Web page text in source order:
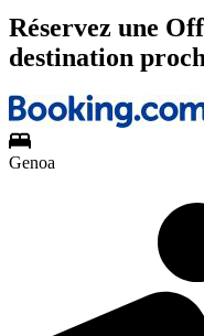
Réservez une
destination
Genoa